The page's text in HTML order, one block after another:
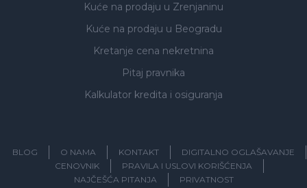
Kuće na prodaju u Zrenjaninu
Kuće na prodaju u Beogradu
Kretanje cena nekretnina
Pitaj pravnika
Kalkulator kredita i osiguranja
BLOG O NAMA KONTAKT
DIGITALNO OGLAŠAVANJE
CENOVNIK
PRAVILA I USLOVI KORIŠĆENJA
NAJČEŠĆA PITANJA
PRIVATNOST